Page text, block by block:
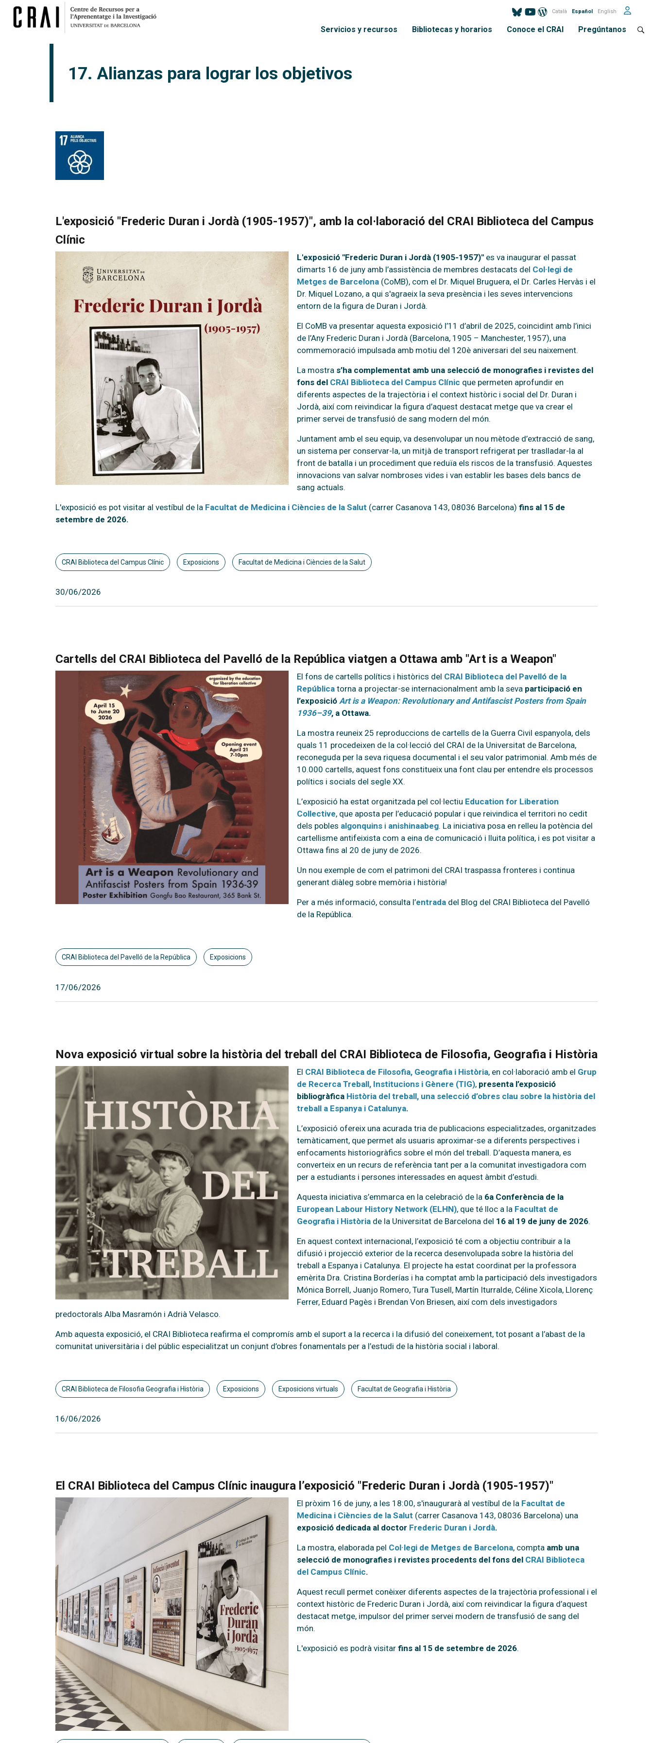
Català Español English
Menú principal
Servicios y recursos Bibliotecas y horarios Conoce el CRAI Pregúntanos
17. Alianzas para lograr los objetivos
L'exposició "Frederic Duran i Jordà (1905-1957)", amb la col·laboració del CRAI Biblioteca del Campus
Clínic
L'exposició "Frederic Duran i Jordà (1905-1957)" es va inaugurar el passat
dimarts 16 de juny amb l’assistència de membres destacats del Col·legi de
Metges de Barcelona (CoMB), com el Dr. Miquel Bruguera, el Dr. Carles Hervàs i el
Dr. Miquel Lozano, a qui s'agraeix la seva presència i les seves intervencions
entorn de la figura de Duran i Jordà.
El CoMB va presentar aquesta exposició l’11 d’abril de 2025, coincidint amb l’inici
de l’Any Frederic Duran i Jordà (Barcelona, 1905 – Manchester, 1957), una
commemoració impulsada amb motiu del 120è aniversari del seu naixement.
La mostra s’ha complementat amb una selecció de monografies i revistes del
fons del CRAI Biblioteca del Campus Clínic que permeten aprofundir en
diferents aspectes de la trajectòria i el context històric i social del Dr. Duran i
Jordà, així com reivindicar la figura d’aquest destacat metge que va crear el
primer servei de transfusió de sang modern del món.
Juntament amb el seu equip, va desenvolupar un nou mètode d’extracció de sang,
un sistema per conservar-la, un mitjà de transport refrigerat per traslladar-la al
front de batalla i un procediment que reduïa els riscos de la transfusió. Aquestes
innovacions van salvar nombroses vides i van establir les bases dels bancs de
sang actuals.
L'exposició es pot visitar al vestíbul de la Facultat de Medicina i Ciències de la Salut (carrer Casanova 143, 08036 Barcelona) fins al 15 de
setembre de 2026.
CRAI Biblioteca del Campus Clínic Exposicions Facultat de Medicina i Ciències de la Salut
30/06/2026
Cartells del CRAI Biblioteca del Pavelló de la República viatgen a Ottawa amb "Art is a Weapon"
El fons de cartells polítics i històrics del CRAI Biblioteca del Pavelló de la
República torna a projectar-se internacionalment amb la seva participació en
l’exposició Art is a Weapon: Revolutionary and Antifascist Posters from Spain
1936–39, a Ottawa.
La mostra reuneix 25 reproduccions de cartells de la Guerra Civil espanyola, dels
quals 11 procedeixen de la col·lecció del CRAI de la Universitat de Barcelona,
reconeguda per la seva riquesa documental i el seu valor patrimonial. Amb més de
10.000 cartells, aquest fons constitueix una font clau per entendre els processos
polítics i socials del segle XX.
L’exposició ha estat organitzada pel col·lectiu Education for Liberation
Collective, que aposta per l’educació popular i que reivindica el territori no cedit
dels pobles algonquins i anishinaabeg. La iniciativa posa en relleu la potència del
cartellisme antifeixista com a eina de comunicació i lluita política, i es pot visitar a
Ottawa fins al 20 de juny de 2026.
Un nou exemple de com el patrimoni del CRAI traspassa fronteres i continua
generant diàleg sobre memòria i història!
Per a més informació, consulta l’entrada del Blog del CRAI Biblioteca del Pavelló
de la República.
CRAI Biblioteca del Pavelló de la República Exposicions
17/06/2026
Nova exposició virtual sobre la història del treball del CRAI Biblioteca de Filosofia, Geografia i Història
El CRAI Biblioteca de Filosofia, Geografia i Història, en col·laboració amb el Grup
de Recerca Treball, Institucions i Gènere (TIG), presenta l’exposició
bibliogràfica Història del treball, una selecció d’obres clau sobre la història del
treball a Espanya i Catalunya.
L’exposició ofereix una acurada tria de publicacions especialitzades, organitzades
temàticament, que permet als usuaris aproximar-se a diferents perspectives i
enfocaments historiogràfics sobre el món del treball. D’aquesta manera, es
converteix en un recurs de referència tant per a la comunitat investigadora com
per a estudiants i persones interessades en aquest àmbit d’estudi.
Aquesta iniciativa s’emmarca en la celebració de la 6a Conferència de la
European Labour History Network (ELHN), que té lloc a la Facultat de
Geografia i Història de la Universitat de Barcelona del 16 al 19 de juny de 2026.
En aquest context internacional, l’exposició té com a objectiu contribuir a la
difusió i projecció exterior de la recerca desenvolupada sobre la història del
treball a Espanya i Catalunya. El projecte ha estat coordinat per la professora
emèrita Dra. Cristina Borderías i ha comptat amb la participació dels investigadors
Mónica Borrell, Juanjo Romero, Tura Tusell, Martín Iturralde, Céline Xicola, Llorenç
Ferrer, Eduard Pagès i Brendan Von Briesen, així com dels investigadors
predoctorals Alba Masramón i Adrià Velasco.
Amb aquesta exposició, el CRAI Biblioteca reafirma el compromís amb el suport a la recerca i la difusió del coneixement, tot posant a l’abast de la
comunitat universitària i del públic especialitzat un conjunt d’obres fonamentals per a l’estudi de la història social i laboral.
CRAI Biblioteca de Filosofia Geografia i Història Exposicions Exposicions virtuals Facultat de Geografia i Història
16/06/2026
El CRAI Biblioteca del Campus Clínic inaugura l’exposició "Frederic Duran i Jordà (1905-1957)"
El pròxim 16 de juny, a les 18:00, s'inaugurarà al vestíbul de la Facultat de
Medicina i Ciències de la Salut (carrer Casanova 143, 08036 Barcelona) una
exposició dedicada al doctor Frederic Duran i Jordà.
La mostra, elaborada pel Col·legi de Metges de Barcelona, compta amb una
selecció de monografies i revistes procedents del fons del CRAI Biblioteca
del Campus Clínic.
Aquest recull permet conèixer diferents aspectes de la trajectòria professional i el
context històric de Frederic Duran i Jordà, així com reivindicar la figura d’aquest
destacat metge, impulsor del primer servei modern de transfusió de sang del
món.
L'exposició es podrà visitar fins al 15 de setembre de 2026.